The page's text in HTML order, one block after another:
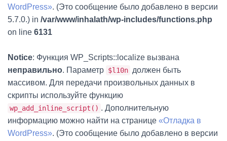
WordPress». (Это сообщение было добавлено в версии
5.7.0.) in /var/www/inhalath/wp-includes/functions.php
on line 6131
Notice: Функция WP_Scripts::localize вызвана
неправильно. Параметр $l10n должен быть
массивом. Для передачи произвольных данных в
скрипты используйте функцию
wp_add_inline_script() . Дополнительную
информацию можно найти на странице «Отладка в
WordPress». (Это сообщение было добавлено в версии